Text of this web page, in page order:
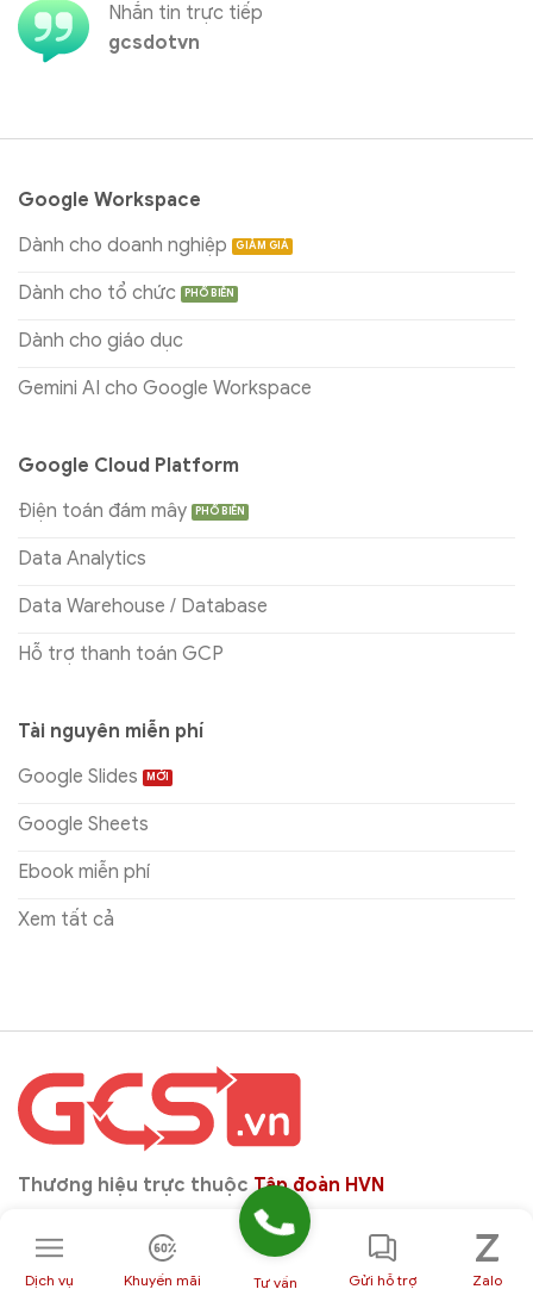
Nhắn tin trực tiếp
gcsdotvn
Google Workspace
Dành cho doanh nghiệp
Dành cho tổ chức
Dành cho giáo dục
Gemini AI cho Google Workspace
Google Cloud Platform
Điện toán đám mây
Data Analytics
Data Warehouse / Database
Hỗ trợ thanh toán GCP
Tài nguyên miễn phí
Google Slides
Google Sheets
Ebook miễn phí
Xem tất cả
Thương hiệu trực thuộc Tập đoàn HVN
Dịch vụ Khuyến mãi Tư vấn Gửi hỗ trợ Zalo